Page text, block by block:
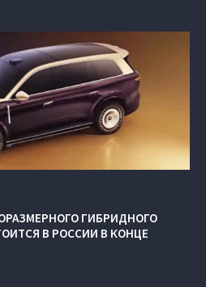
ГИБРИДНОГО
В РОССИИ В КОНЦЕ